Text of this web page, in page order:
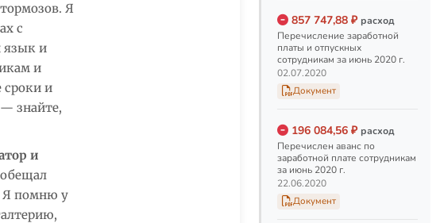
Я
с
язык и
и
сроки и
знайте,
и
Я помню у
г.
Перечисление заработной
платы и отпускных
сотрудникам за июнь 2020
г.Вот по этой ссылке
президент фонда объясняет,
02.07.2020
Аванс за июнь 2020 г.
Перечислен аванс по
заработной плате
сотрудникам за июнь 2020 г.
857 747,88 ₽ расход
Перечисление заработной
платы и отпускных
сотрудникам за июнь 2020 г.
02.07.2020
Документ
196 084,56 ₽ расход
Перечислен аванс по
заработной плате сотрудникам
за июнь 2020 г.
22.06.2020
Документ